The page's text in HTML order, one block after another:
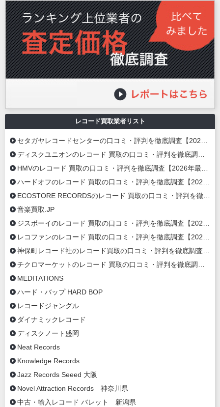
レコード買取業者リスト
セタガヤレコードセンターの口コミ・評判を徹底調査【2026年最新】
ディスクユニオンのレコード 買取の口コミ・評判を徹底調査【2026年最新】
HMVのレコード 買取の口コミ・評判を徹底調査【2026年最新】
ハードオフのレコード 買取の口コミ・評判を徹底調査【2026年最新】
ECOSTORE RECORDSのレコード 買取の口コミ・評判を徹底調査【2020年最新】
音楽買取.JP
ジスボーイのレコード 買取の口コミ・評判を徹底調査【2020年最新】
レコファンのレコード 買取の口コミ・評判を徹底調査【2020年最新】
神保町レコード社のレコード買取の口コミ・評判を徹底調査【2020年最新】
チクロマーケットのレコード 買取の口コミ・評判を徹底調査【2020年最新】
MEDITATIONS
ハード・バップ HARD BOP
レコードジャングル
ダイナミックレコード
ディスクノート盛岡
Neat Records
Knowledge Records
Jazz Records Seeed 大阪
Novel Attraction Records 神奈川県
中古・輸入レコード バレット 新潟県